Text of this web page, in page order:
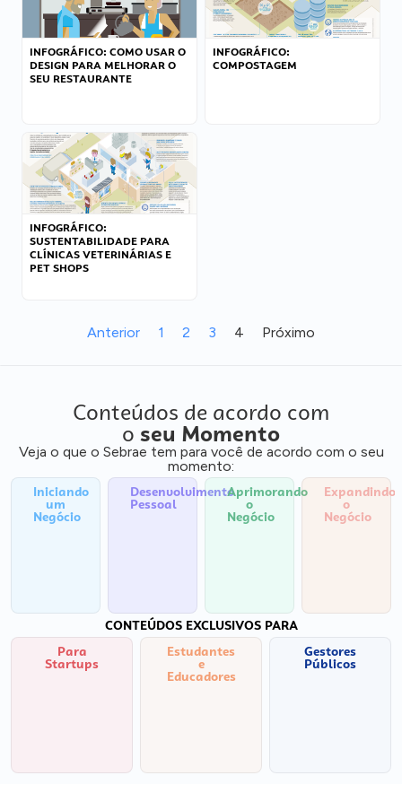
INFOGRÁFICO: COMO USAR O
DESIGN PARA MELHORAR O
SEU RESTAURANTE
INFOGRÁFICO:
COMPOSTAGEM
INFOGRÁFICO:
SUSTENTABILIDADE PARA
CLÍNICAS VETERINÁRIAS E
PET SHOPS
Anterior 1 2 3 4 Próximo
Conteúdos de acordo com
o seu Momento
Veja o que o Sebrae tem para você de acordo com o seu
momento:
Iniciando
um
Negócio
Desenvolvimento
Pessoal
Aprimorando
o
Negócio
Expandindo
o
Negócio
CONTEÚDOS EXCLUSIVOS PARA
Para
Startups
Estudantes
e
Educadores
Gestores
Públicos